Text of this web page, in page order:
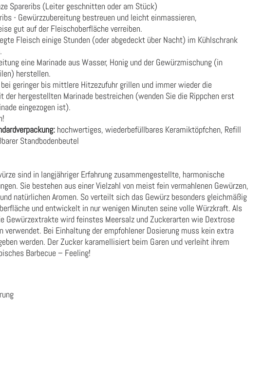
Spareribs (Leiter geschnitten oder am Stück)
- Gewürzzubereitung bestreuen und leicht einmassieren,
gut auf der Fleischoberfläche verreiben.
Fleisch einige Stunden (oder abgedeckt über Nacht) im Kühlschrank
eine Marinade aus Wasser, Honig und der Gewürzmischung (in
herstellen.
geringer bis mittlere Hitzezufuhr grillen und immer wieder die
der hergestellten Marinade bestreichen (wenden Sie die Rippchen erst
eingezogen ist).
hochwertiges, wiederbefüllbares Keramiktöpfchen, Refill
Standbodenbeutel
sind in langjähriger Erfahrung zusammengestellte, harmonische
Sie bestehen aus einer Vielzahl von meist fein vermahlenen Gewürzen,
natürlichen Aromen. So verteilt sich das Gewürz besonders gleichmäßig
und entwickelt in nur wenigen Minuten seine volle Würzkraft. Als
Gewürzextrakte wird feinstes Meersalz und Zuckerarten wie Dextrose
verwendet. Bei Einhaltung der empfohlener Dosierung muss kein extra
werden. Der Zucker karamellisiert beim Garen und verleiht ihrem
Barbecue – Feeling!